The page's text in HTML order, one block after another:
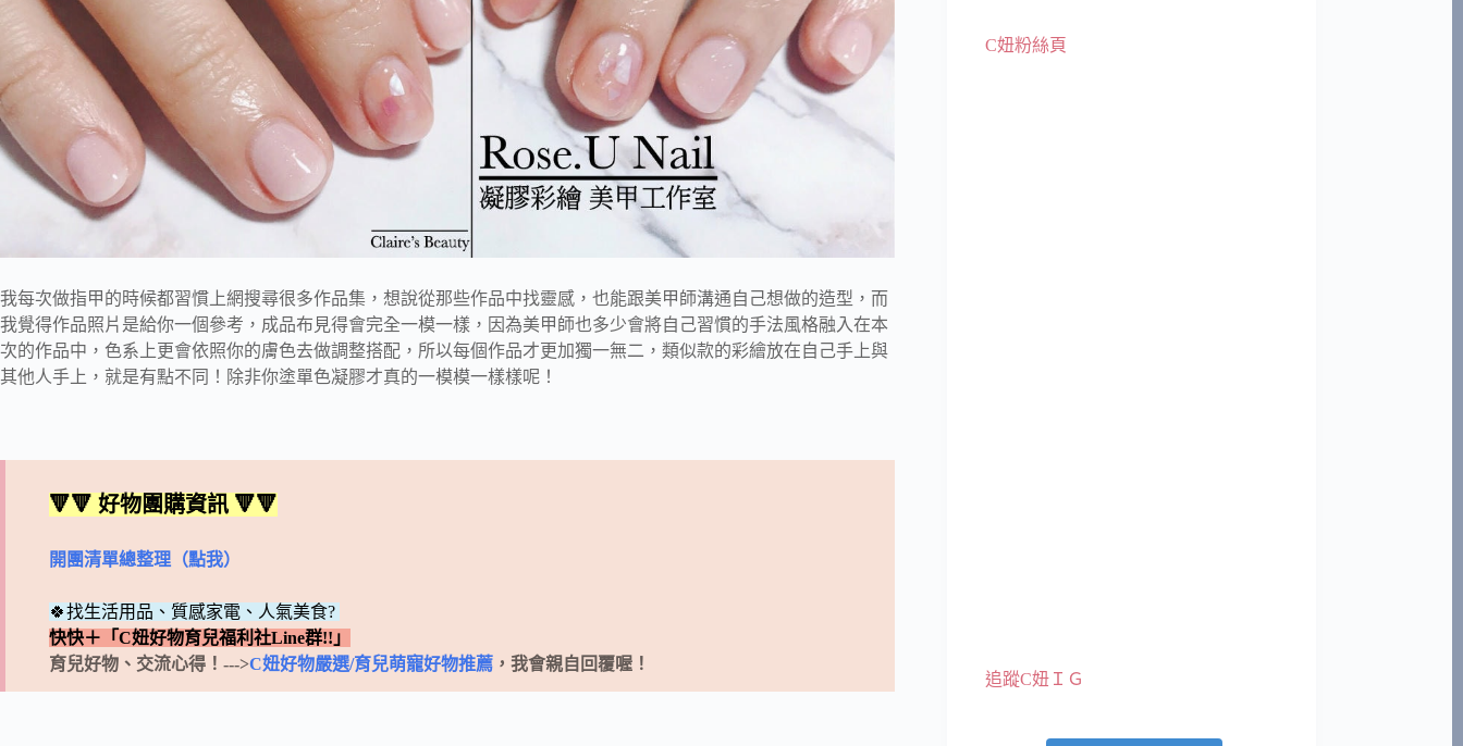
我每次做指甲的時候都習慣上網搜尋很多作品集，想說從那些作品中找靈感，也能跟美甲師溝通自己想做的造型，而
我覺得作品照片是給你一個參考，成品布見得會完全一模一樣，因為美甲師也多少會將自己習慣的手法風格融入在本
次的作品中，色系上更會依照你的膚色去做調整搭配，所以每個作品才更加獨一無二，類似款的彩繪放在自己手上與
其他人手上，就是有點不同！除非你塗單色凝膠才真的一模模一樣樣呢！
🔻🔻 好物團購資訊 🔻🔻
開團清單總整理（點我）
🍀找生活用品、質感家電、人氣美食?
快快＋「C妞好物育兒福利社Line群!!」
育兒好物、交流心得！--->C妞好物嚴選/育兒萌寵好物推薦 ，我會親自回覆喔！
C妞粉絲頁
追蹤C妞ＩＧ